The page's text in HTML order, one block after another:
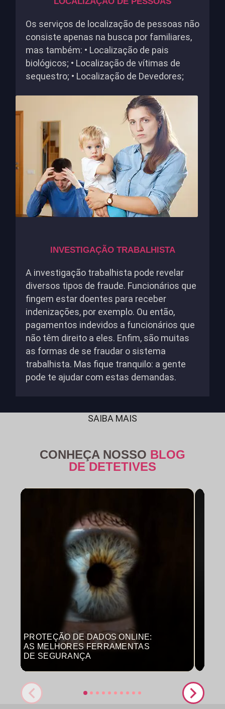
Os serviços de localização de pessoas não
consiste apenas na busca por familiares,
mas também: • Localização de pais
biológicos; • Localização de vítimas de
sequestro; • Localização de Devedores;
INVESTIGAÇÃO TRABALHISTA
A investigação trabalhista pode revelar
diversos tipos de fraude. Funcionários que
fingem estar doentes para receber
indenizações, por exemplo. Ou então,
pagamentos indevidos a funcionários que
não têm direito a eles. Enfim, são muitas
as formas de se fraudar o sistema
trabalhista. Mas fique tranquilo: a gente
pode te ajudar com estas demandas.
SAIBA MAIS
CONHEÇA NOSSO BLOG
DE DETETIVES
PROTEÇÃO DE DADOS ONLINE:
AS MELHORES FERRAMENTAS
DE SEGURANÇA